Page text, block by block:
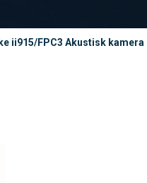
ii915/FPC3 Akustisk kamera